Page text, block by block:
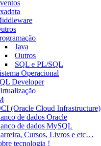
Java
Outros
SQL e PL/SQL
Operacional
Developer
(Oracle Cloud Infrastructure)
de dados Oracle
de dados MySQL
Cursos, Livros e etc…
tecnologia !